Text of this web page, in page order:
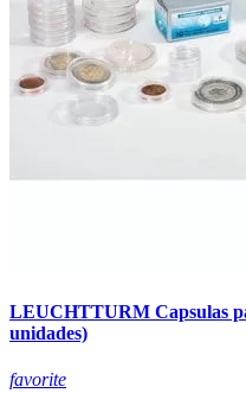
LEUCHTTURM Capsulas
unidades)
favorite